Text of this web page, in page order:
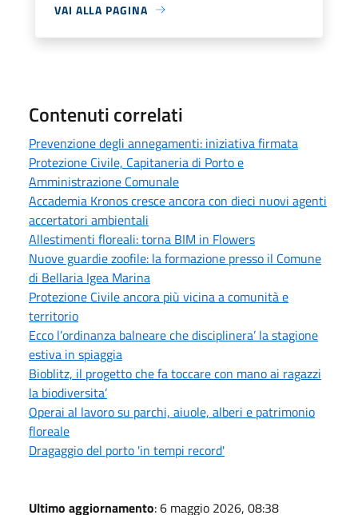
VAI ALLA PAGINA
Contenuti correlati
Prevenzione degli annegamenti: iniziativa firmata
Protezione Civile, Capitaneria di Porto e
Amministrazione Comunale
Accademia Kronos cresce ancora con dieci nuovi agenti
accertatori ambientali
Allestimenti floreali: torna BIM in Flowers
Nuove guardie zoofile: la formazione presso il Comune
di Bellaria Igea Marina
Protezione Civile ancora più vicina a comunità e
territorio
Ecco l’ordinanza balneare che disciplinera’ la stagione
estiva in spiaggia
Bioblitz, il progetto che fa toccare con mano ai ragazzi
la biodiversita’
Operai al lavoro su parchi, aiuole, alberi e patrimonio
floreale
Dragaggio del porto 'in tempi record'
Ultimo aggiornamento: 6 maggio 2026, 08:38